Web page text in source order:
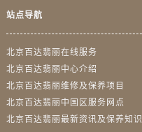
站点导航
北京百达翡丽在线服务
北京百达翡丽中心介绍
北京百达翡丽维修及保养项目
北京百达翡丽中国区服务网点
北京百达翡丽最新资讯及保养知识